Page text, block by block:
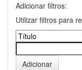
Adicionar filtros:
Utilizar filtros para